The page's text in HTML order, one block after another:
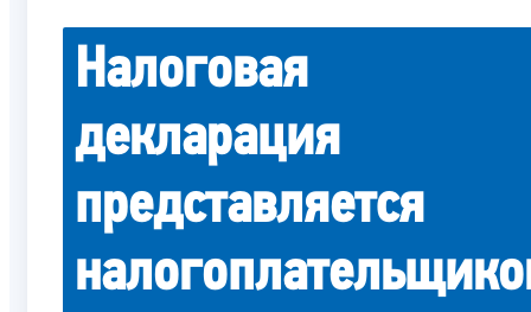
Налоговая
декларация
представляется